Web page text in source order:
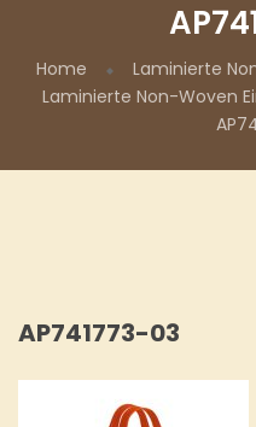
Home
Laminierte
Laminierte Non-Woven
AP741773-03